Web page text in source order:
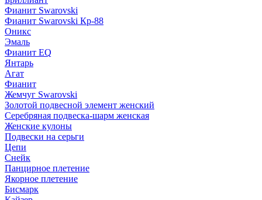
Фианит Swarovski
Фианит Swarovski Кр-88
Оникс
Эмаль
Фианит EQ
Янтарь
Агат
Фианит
Жемчуг Swarovski
Золотой подвесной элемент женcкий
Серебряная подвеска-шарм женская
Женские кулоны
Подвески на серьги
Цепи
Снейк
Панцирное плетение
Якорное плетение
Бисмарк